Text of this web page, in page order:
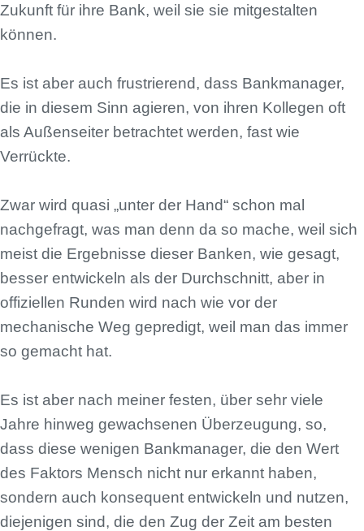
Zukunft für ihre Bank, weil sie sie mitgestalten
können.
Es ist aber auch frustrierend, dass Bankmanager,
die in diesem Sinn agieren, von ihren Kollegen oft
als Außenseiter betrachtet werden, fast wie
Verrückte.
Zwar wird quasi „unter der Hand“ schon mal
nachgefragt, was man denn da so mache, weil sich
meist die Ergebnisse dieser Banken, wie gesagt,
besser entwickeln als der Durchschnitt, aber in
offiziellen Runden wird nach wie vor der
mechanische Weg gepredigt, weil man das immer
so gemacht hat.
Es ist aber nach meiner festen, über sehr viele
Jahre hinweg gewachsenen Überzeugung, so,
dass diese wenigen Bankmanager, die den Wert
des Faktors Mensch nicht nur erkannt haben,
sondern auch konsequent entwickeln und nutzen,
diejenigen sind, die den Zug der Zeit am besten